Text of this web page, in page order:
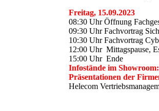
Freitag, 15.09.2023
08:30 Uhr Öffnung
09:30 Uhr Fachvortrag
10:30 Uhr Fachvortrag
12:00 Uhr Mittagspause,
15:00 Uhr Ende
Infostände im Showroom:
Präsentationen der
Helecom